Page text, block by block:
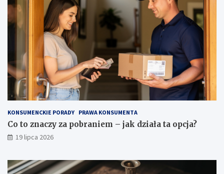
KONSUMENCKIE PORADY PRAWA KONSUMENTA
Co to znaczy za pobraniem – jak działa ta opcja?
19 lipca 2026